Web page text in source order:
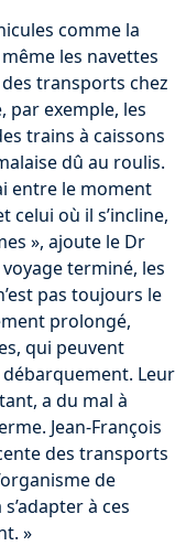
comme la
les navettes
transports chez
par exemple, les
trains à caissons
dû au roulis.
entre le moment
celui où il s’incline,
», ajoute le Dr
terminé, les
pas toujours le
prolongé,
qui peuvent
débarquement. Leur
a du mal à
Jean-François
des transports
de
à ces
»